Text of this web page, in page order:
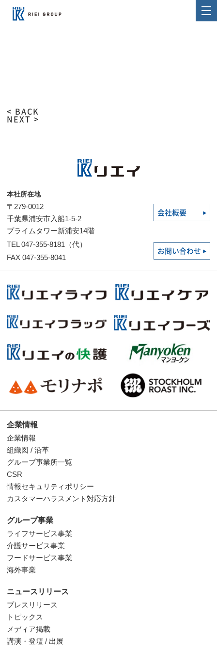
< BACK
NEXT >
本社所在地
〒279-0012
千葉県浦安市入船1-5-2
プライムタワー新浦安14階
会社概要
TEL 047-355-8181（代）
FAX 047-355-8041
お問い合わせ
企業情報
企業情報
組織図 / 沿革
グループ事業所一覧
CSR
情報セキュリティポリシー
カスタマーハラスメント対応方針
グループ事業
ライフサービス事業
介護サービス事業
フードサービス事業
海外事業
ニュースリリース
プレスリリース
トピックス
メディア掲載
講演・登壇 / 出展